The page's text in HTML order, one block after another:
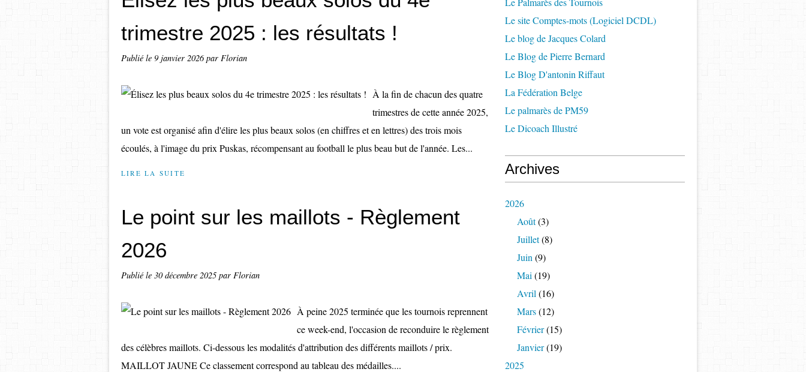
trimestre 2025 : les résultats !
Publié le 9 janvier 2026par Florian
À la fin de chacun des quatre
trimestres de cette année 2025,
un vote est organisé afin d'élire les plus beaux solos (en chiffres et en lettres) des trois mois
écoulés, à l'image du prix Puskas, récompensant au football le plus beau but de l'année. Les...
LIRE LA SUITE
Le point sur les maillots - Règlement
2026
Publié le 30 décembre 2025 par Florian
À peine 2025 terminée que les tournois reprennent
ce week-end, l'occasion de reconduire le règlement
des célèbres maillots. Ci-dessous les modalités d'attribution des différents maillots / prix.
MAILLOT JAUNE Ce classement correspond au tableau des médailles....
Le site Comptes-mots (Logiciel DCDL)
Le blog de Jacques Colard
Le Blog de Pierre Bernard
Le Blog D'antonin Riffaut
La Fédération Belge
Le palmarès de PM59
Le Dicoach Illustré
Archives
2026
Août(3)
Juillet(8)
Juin (9)
Mai (19)
Avril (16)
Mars(12)
Février(15)
Janvier(19)
2025